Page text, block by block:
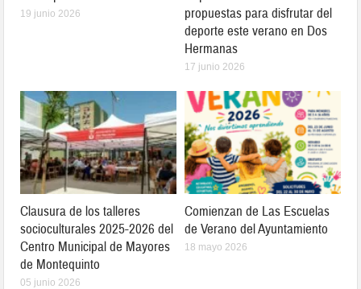
19 junio 2026
propuestas para disfrutar del
deporte este verano en Dos
Hermanas
17 junio 2026
Clausura de los talleres
socioculturales 2025-2026 del
Centro Municipal de Mayores
de Montequinto
05 junio 2026
Comienzan de Las Escuelas
de Verano del Ayuntamiento
18 mayo 2026